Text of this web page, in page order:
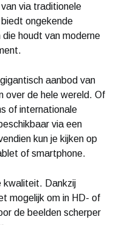
via traditionele
ongekende
houdt van moderne
aanbod van
over de hele wereld. Of
of internationale
via een
kun je kijken op
of smartphone.
kwaliteit. Dankzij
mogelijk om in HD- of
de beelden scherper